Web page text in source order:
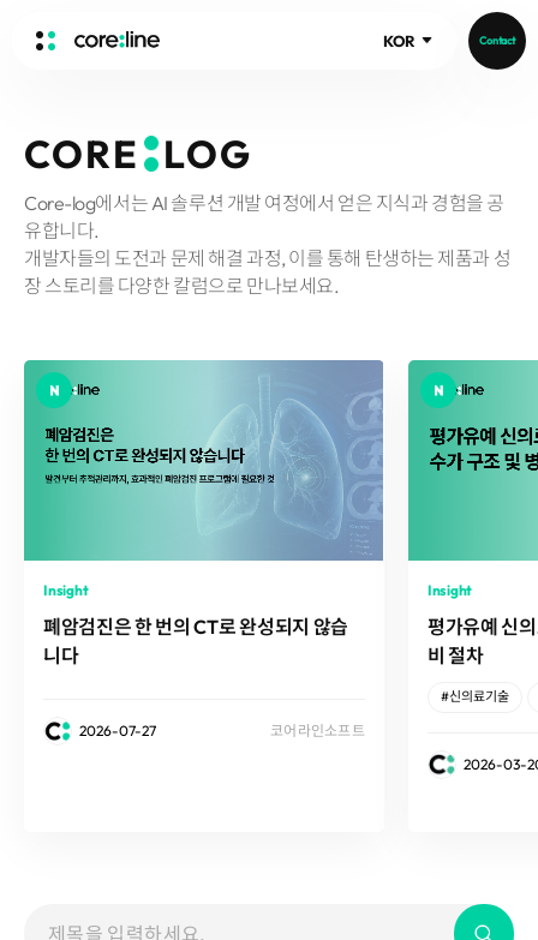
KOR Contact
ABOUT
Intro
History
Core Value
Video
Ethical Management
aview List
aview LCS
aview COPD
aview CAC
aview Lung texture
aview Research
aview Pseudonymization Server
Publications
Core-Log
Notice
IR Events
Blog
CORE LOG
Core-log에서는 AI 솔루션 개발 여정에서 얻은 지식과 경험을 공
유합니다.
개발자들의 도전과 문제 해결 과정, 이를 통해 탄생하는 제품과 성
장 스토리를 다양한 칼럼으로 만나보세요.
Insight
폐암검진은 한 번의 CT로 완성되지 않습
니다
2026-07-27 코어라인소프트
Insight
평가유예 신
비 절차
#신의료기술
2026-03-